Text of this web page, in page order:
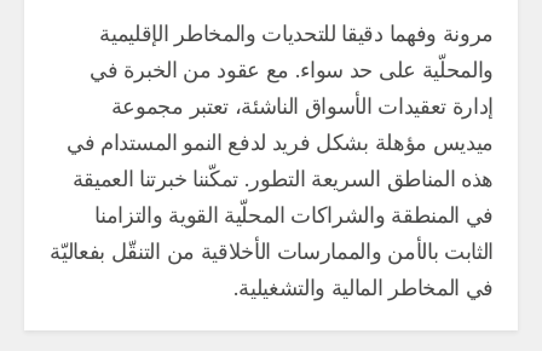
مرونة وفهما دقيقا للتحديات والمخاطر الإقليمية
والمحلّية على حد سواء. مع عقود من الخبرة في
إدارة تعقيدات الأسواق الناشئة، تعتبر مجموعة
ميديس مؤهلة بشكل فريد لدفع النمو المستدام في
هذه المناطق السريعة التطور. تمكّننا خبرتنا العميقة
في المنطقة والشراكات المحلّية القوية والتزامنا
الثابت بالأمن والممارسات الأخلاقية من التنقّل بفعاليّة
في المخاطر المالية والتشغيلية.